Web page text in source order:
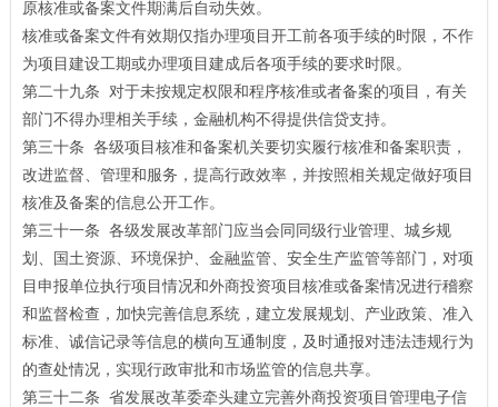
原核准或备案文件期满后自动失效。
核准或备案文件有效期仅指办理项目开工前各项手续的时限，不作
为项目建设工期或办理项目建成后各项手续的要求时限。
第二十九条 对于未按规定权限和程序核准或者备案的项目，有关
部门不得办理相关手续，金融机构不得提供信贷支持。
第三十条 各级项目核准和备案机关要切实履行核准和备案职责，
改进监督、管理和服务，提高行政效率，并按照相关规定做好项目
核准及备案的信息公开工作。
第三十一条 各级发展改革部门应当会同同级行业管理、城乡规
划、国土资源、环境保护、金融监管、安全生产监管等部门，对项
目申报单位执行项目情况和外商投资项目核准或备案情况进行稽察
和监督检查，加快完善信息系统，建立发展规划、产业政策、准入
标准、诚信记录等信息的横向互通制度，及时通报对违法违规行为
的查处情况，实现行政审批和市场监管的信息共享。
第三十二条 省发展改革委牵头建立完善外商投资项目管理电子信